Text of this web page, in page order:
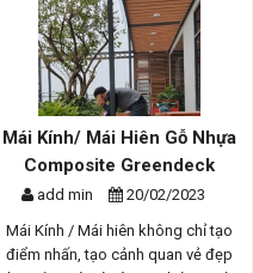
Mái Kính/ Mái Hiên Gỗ Nhựa
Composite Greendeck
add min
20/02/2023
Mái Kính / Mái hiên không chỉ tạo
điểm nhấn, tạo cảnh quan vẻ đẹp